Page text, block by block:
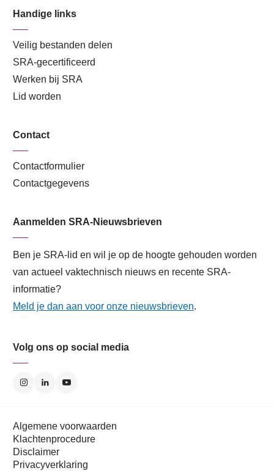
Handige links
Veilig bestanden delen
SRA-gecertificeerd
Werken bij SRA
Lid worden
Contact
Contactformulier
Contactgegevens
Aanmelden SRA-Nieuwsbrieven
Ben je SRA-lid en wil je op de hoogte gehouden worden
van actueel vaktechnisch nieuws en recente SRA-
informatie?
Meld je dan aan voor onze nieuwsbrieven.
Volg ons op social media
Algemene voorwaarden
Klachtenprocedure
Disclaimer
Privacyverklaring